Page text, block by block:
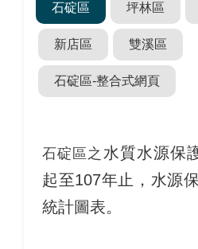
石碇區 坪林區
新店區 雙溪區
石碇區-整合式網頁
石碇區之 水質水源保
起至107年止，水源
統計圖表。